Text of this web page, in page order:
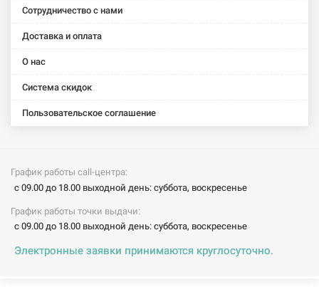
Сотрудничество с нами
Доставка и оплата
О нас
Система скидок
Пользовательское соглашение
График работы call-центра:
с 09.00 до 18.00 выходной день: суббота, воскресенье
График работы точки выдачи:
с 09.00 до 18.00 выходной день: суббота, воскресенье
Электронные заявки принимаются круглосуточно.